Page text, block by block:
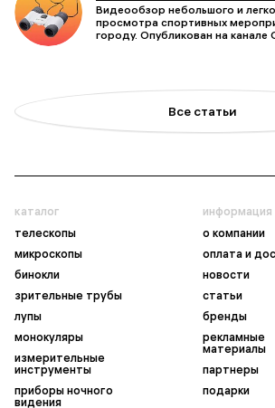
Видеообзор небольшого и
просмотра спортивных
городу. Опубликован на канале
Все статьи
каталог
телескопы
микроскопы
бинокли
зрительные трубы
лупы
монокуляры
измерительные
инструменты
приборы ночного
видения
информация
о компании
оплата и
новости
статьи
бренды
рекламные
материалы
партнеры
подарки